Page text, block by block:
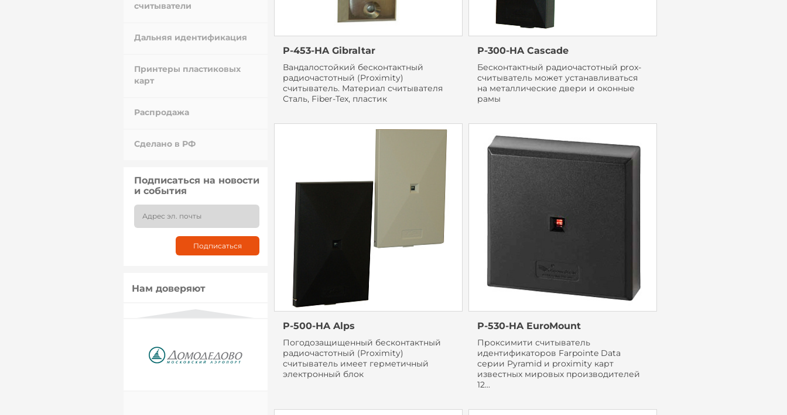
считыватели
Дальняя идентификация
Принтеры пластиковых
карт
Распродажа
Сделано в РФ
Подписаться на новости
и события
Нам доверяют
P-453-HA Gibraltar
Вандалостойкий бесконтактный
радиочастотный (Proximity)
считыватель. Материал считывателя
Сталь, Fiber-Tex, пластик
P-300-HA Cascade
Бесконтактный радиочастотный prox-
считыватель может устанавливаться
на металлические двери и оконные
рамы
P-500-HA Alps
Погодозащищенный бесконтактный
радиочастотный (Proximity)
считыватель имеет герметичный
электронный блок
P-530-HA EuroMount
Проксимити считыватель
идентификаторов Farpointe Data
серии Pyramid и proximity карт
известных мировых производителей
12...